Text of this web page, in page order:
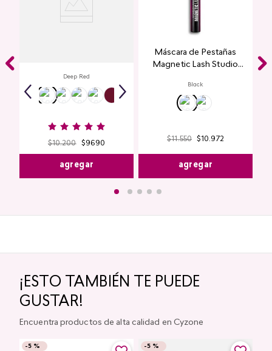
Deep Red
$10.200 $9690
agregar
Máscara de Pestañas
Magnetic Lash Studio
Black
$11.550 $ 10.972
agregar
¡ESTO TAMBIÉN TE PUEDE
GUSTAR!
Encuentra productos de alta calidad en Cyzone
-5 % -5 %